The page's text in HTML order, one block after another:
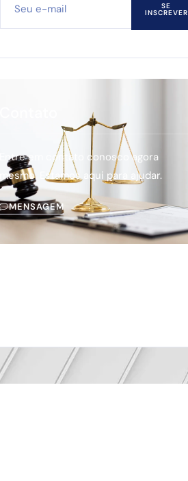
SE
INSCREVER
Entre em contato conosco agora
mesmo. Estamos aqui para ajudar.
MENSAGEM